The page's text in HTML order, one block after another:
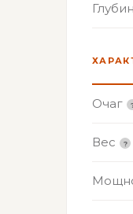
Очаг
Вес